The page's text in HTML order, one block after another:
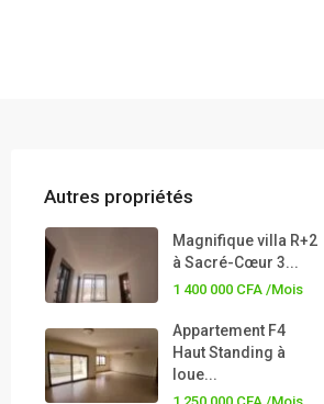
Autres propriétés
Magnifique villa R+2
à Sacré-Cœur 3...
1 400 000 CFA /Mois
Appartement F4
Haut Standing à
loue...